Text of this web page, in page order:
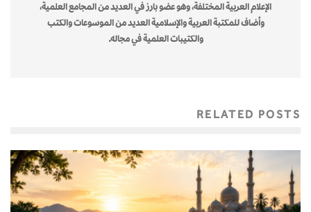
الإعلام العربية المختلفة، وهو عضو بارز في العديد من المجامع العلمية،
وأضاف للمكتبة العربية والإسلامية العديد من الموسوعات والكتب
والكتيبات العلمية في مجاله.
RELATED POSTS